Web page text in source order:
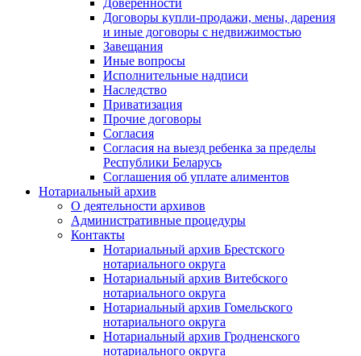
Договоры купли-продажи, мены, дарения
и иные договоры с недвижимостью
Завещания
Иные вопросы
Исполнительные надписи
Наследство
Приватизация
Прочие договоры
Согласия
Согласия на выезд ребенка за пределы
Республики Беларусь
Соглашения об уплате алиментов
Нотариальный архив
О деятельности архивов
Административные процедуры
Контакты
Нотариальный архив Брестского
нотариального округа
Нотариальный архив Витебского
нотариального округа
Нотариальный архив Гомельского
нотариального округа
Нотариальный архив Гродненского
нотариального округа